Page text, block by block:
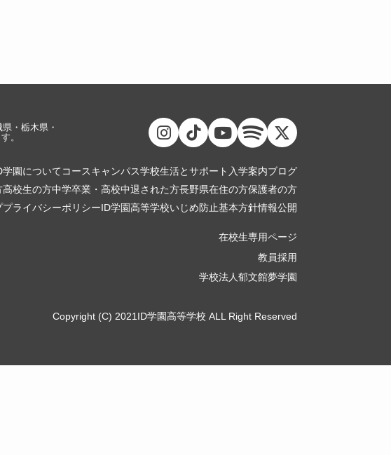
・栃木県・
。
学園について コース キャンパス学校生活とサポート 入学案内ブログ
高校生の方中学卒業・高校中退された方長野県在住の方保護者の方
プライバシーポリシー ID学園高等学校いじめ防止基本方針情報公開
在校生専用ページ
教員採用
学校法人郁文館夢学園
Copyright (C) 2021ID学園高等学校 ALL Right Reserved